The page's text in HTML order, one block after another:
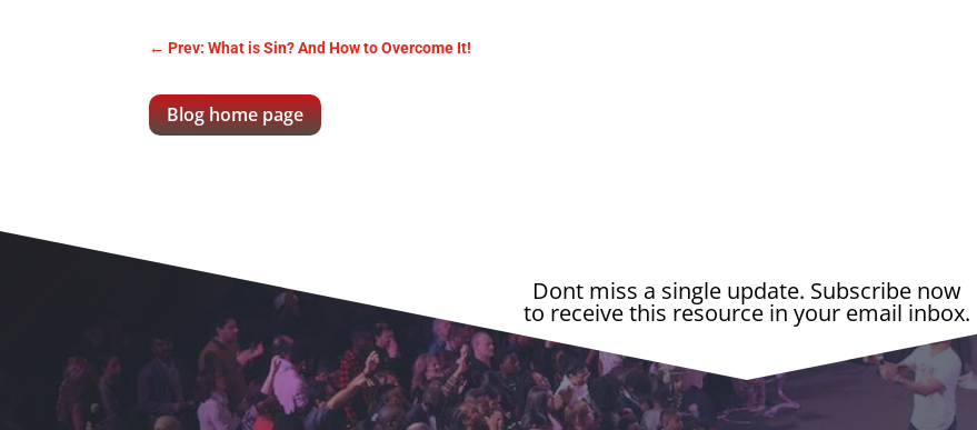
←Prev: What is Sin? And How to Overcome It!
Blog home page
Dont miss a single update. Subscribe now
to receive this resource in your email inbox.